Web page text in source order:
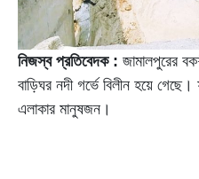
নিজস্ব প্রতিবেদক : জামালপুরের
বাড়িঘর নদী গর্ভে বিলীন হয়ে
এলাকার মানুষজন।